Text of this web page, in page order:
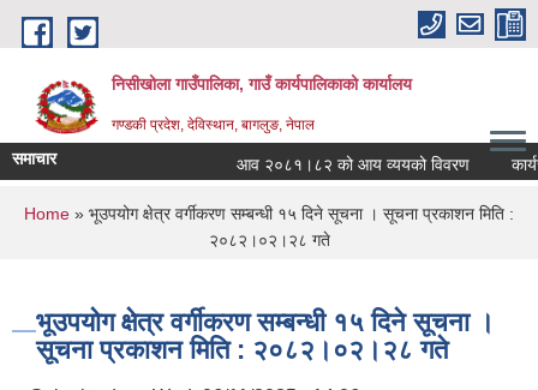
Skip to main content
निसीखोला गाउँपालिका, गाउँ कार्यपालिकाको कार्यालय
गण्डकी प्रदेश, देविस्थान, बागलुङ, नेपाल
समाचार आव २०८१।८२ को आय व्ययको विवरण
You are here
Home » भूउपयोग क्षेत्र वर्गीकरण सम्बन्धी १५ दिने सूचना । सूचना प्रकाशन मिति :
२०८२।०२।२८ गते
भूउपयोग क्षेत्र वर्गीकरण सम्बन्धी १५ दिने सूचना ।
सूचना प्रकाशन मिति : २०८२।०२।२८ गते